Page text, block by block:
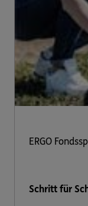
ERGO
Schritt für